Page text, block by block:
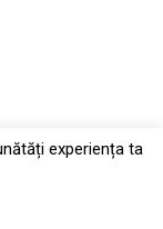
experiența ta